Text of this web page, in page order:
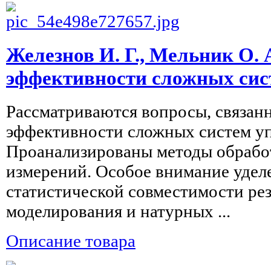
Железнов И. Г., Мельник О.
эффективности сложных
Рассматриваются вопросы,
эффективности сложных систем
Проанализированы методы
измерений. Особое внимание
статистической совместимости
моделирования и натурных ...
Описание товара